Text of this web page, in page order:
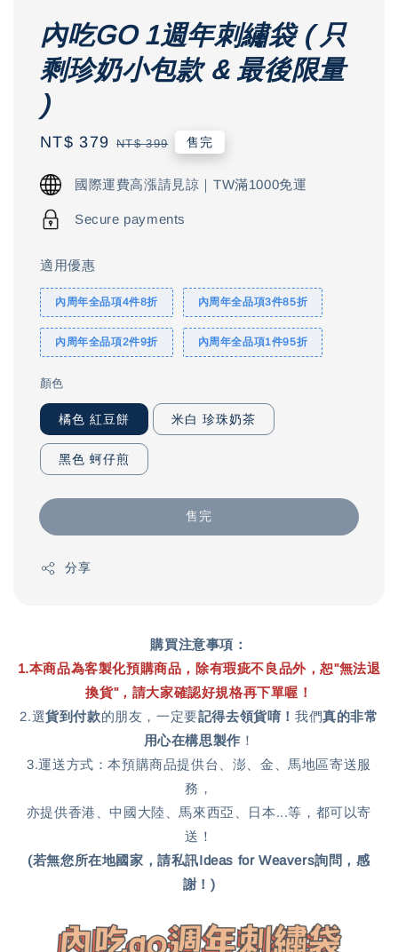
內吃GO 1週年刺繡袋 ( 只
剩珍奶小包款 & 最後限量
)
Sale
NT$ 379 Regular
NT$ 399 售完
國際運費高漲請見諒｜TW滿1000免運
Secure payments
適用優惠
內周年全品項4件8折 內周年全品項3件85折
內周年全品項2件9折 內周年全品項1件95折
顏色
橘色 紅豆餅 米白 珍珠奶茶
黑色 蚵仔煎
售完
分享
購買注意事項：
1.本商品為客製化預購商品，除有瑕疵不良品外，恕"無法退
換貨"， 請大家確認好規格再下單喔！
2.選貨到付款的朋友，一定要記得去領貨唷！ 我們真的非常
用心在構思製作 ！
3.運送方式：本預購商品提供台、澎、金、馬地區寄送服
務，
亦提供香港、中國大陸、馬來西亞、日本...等，都可以寄
送！
(若無您所在地國家，請私訊Ideas for Weavers詢問，感
謝！)